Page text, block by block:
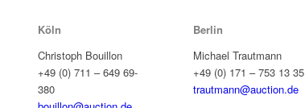
Köln
Christoph Bouillon
+49 (0) 711 – 649 69-
380
Berlin
Michael Trautmann
+49 (0) 171 – 753 13 35
trautmann@auction.de